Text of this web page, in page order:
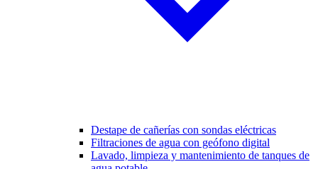
Destape de cañerías con sondas eléctricas
Filtraciones de agua con geófono digital
Lavado, limpieza y mantenimiento de tanques de